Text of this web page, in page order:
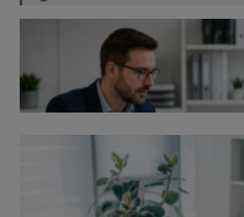
Výpověď ze zdravotních důvodů
zaměstnavatele